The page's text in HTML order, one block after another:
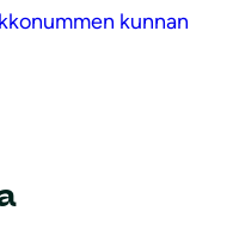
kunnan